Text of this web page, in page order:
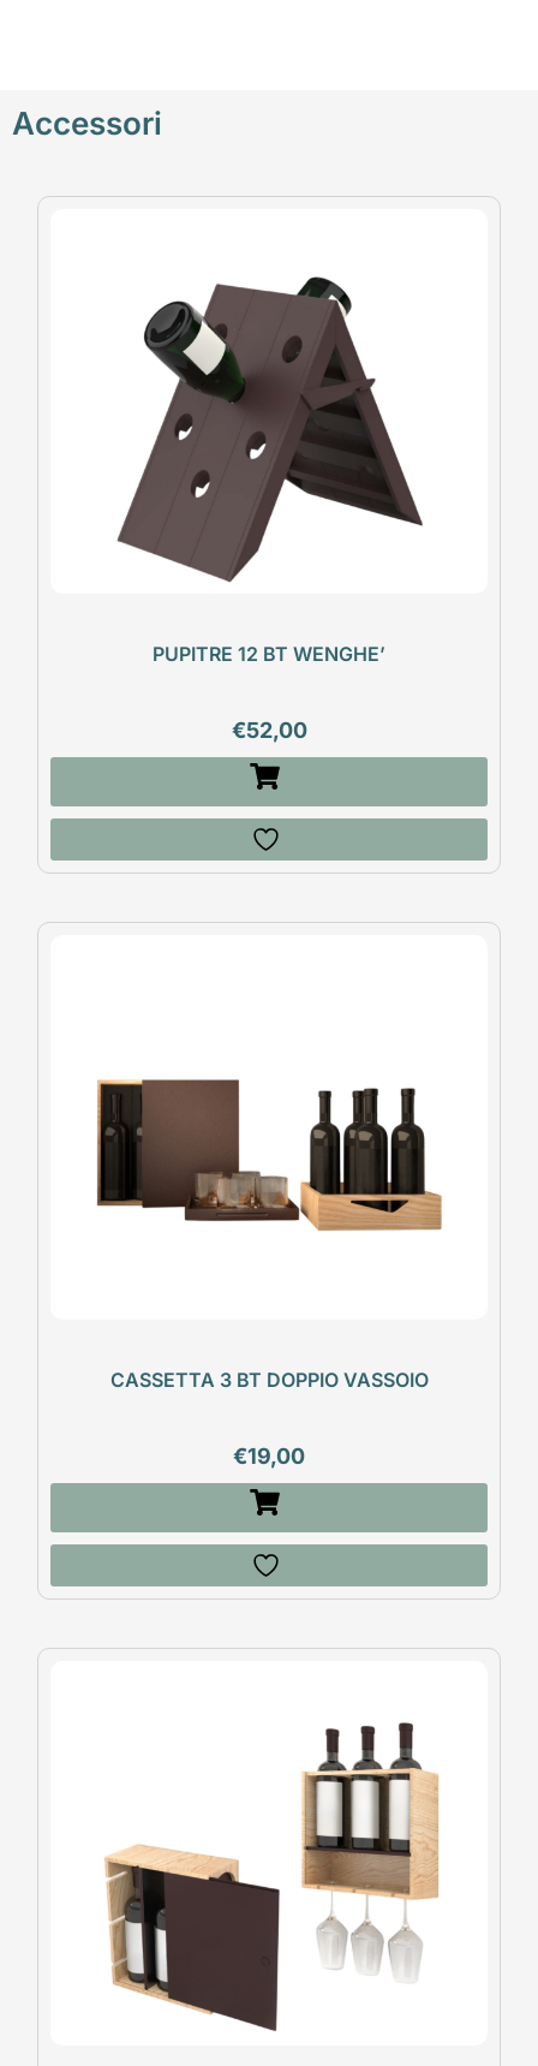
Accessori
PUPITRE 12 BT WENGHE’
€52,00
CASSETTA 3 BT DOPPIO VASSOIO
€19,00